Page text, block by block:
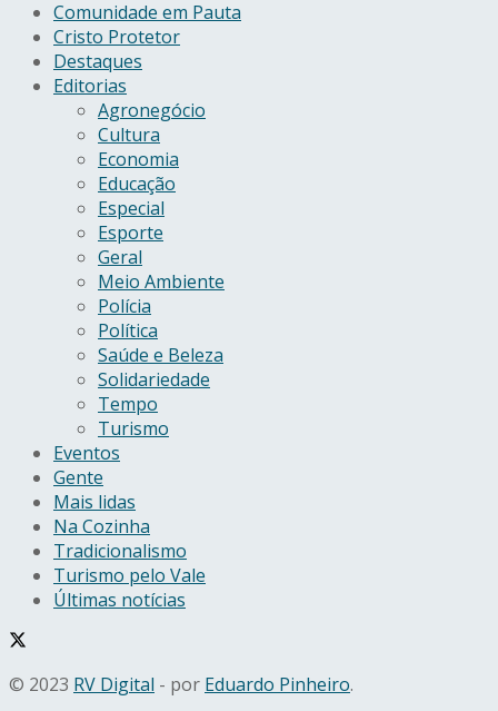
Comunidade em Pauta
Cristo Protetor
Destaques
Editorias
Agronegócio
Cultura
Economia
Educação
Especial
Esporte
Geral
Meio Ambiente
Polícia
Política
Saúde e Beleza
Solidariedade
Tempo
Turismo
Eventos
Gente
Mais lidas
Na Cozinha
Tradicionalismo
Turismo pelo Vale
Últimas notícias
© 2023 RV Digital - por Eduardo Pinheiro.